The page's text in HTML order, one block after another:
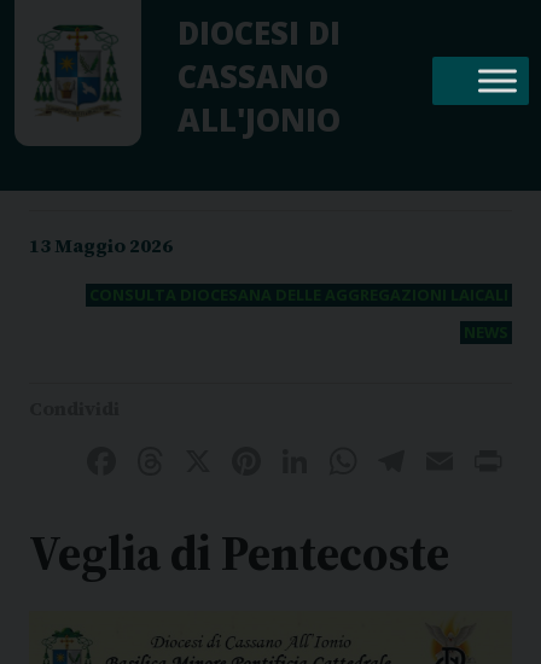
content
DIOCESI DI
CASSANO
ALL'JONIO
13 Maggio 2026
Veglia di Pentecoste